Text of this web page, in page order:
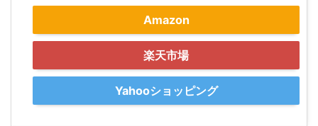
Amazon
楽天市場
Yahooショッピング